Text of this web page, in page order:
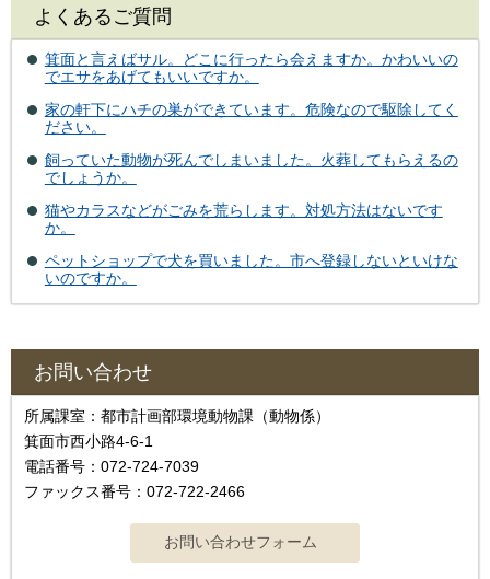
よくあるご質問
箕面と言えばサル。どこに行ったら会えますか。かわいいの
でエサをあげてもいいですか。
家の軒下にハチの巣ができています。危険なので駆除してく
ださい。
飼っていた動物が死んでしまいました。火葬してもらえるの
でしょうか。
猫やカラスなどがごみを荒らします。対処方法はないです
か。
ペットショップで犬を買いました。市へ登録しないといけな
いのですか。
お問い合わせ
所属課室：都市計画部環境動物課（動物係）
箕面市西小路4-6-1
電話番号：072-724-7039
ファックス番号：072-722-2466